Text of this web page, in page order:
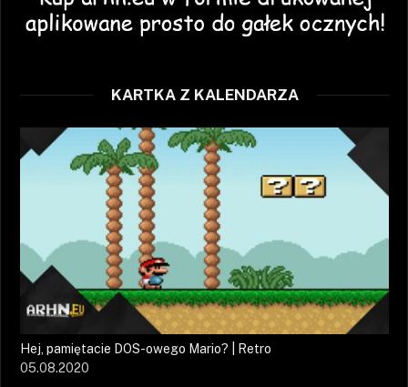
KARTKA Z KALENDARZA
Hej, pamiętacie DOS-owego Mario? | Retro
05.08.2020